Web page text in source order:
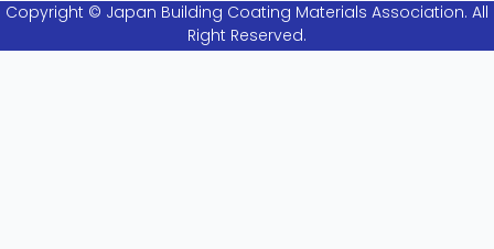
Copyright © Japan Building Coating Materials Association. All
Right Reserved.